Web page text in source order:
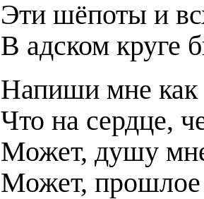
Эти шёпоты и
В адском круге
Напиши мне
Что на сердце,
Может, душу
Может,